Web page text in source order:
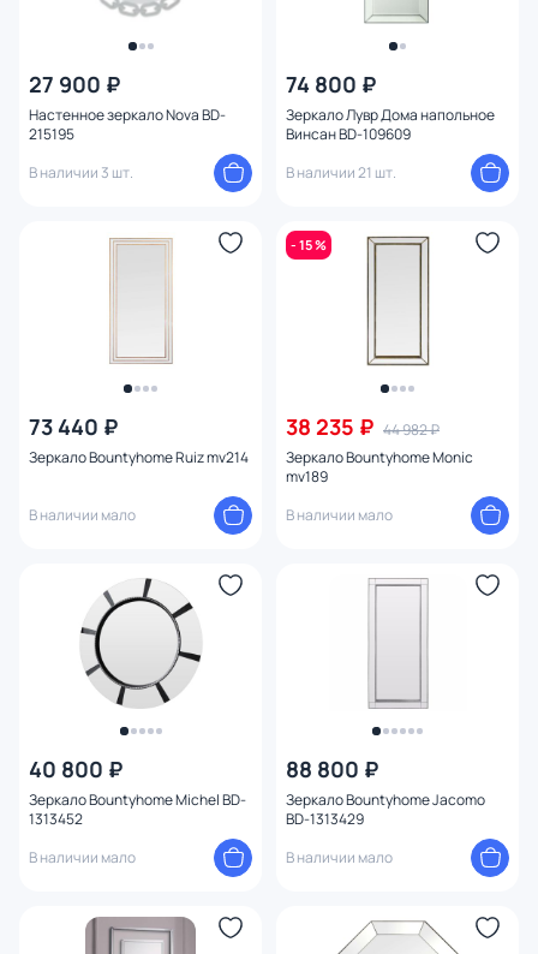
27 900 ₽
Настенное зеркало Nova BD-
215195
В наличии 3 шт.
74 800 ₽
Зеркало Лувр Дома напольное
Винсан BD-109609
В наличии 21 шт.
73 440 ₽
Зеркало Bountyhome Ruiz mv214
В наличии мало
- 15 %
38 235 ₽ 44 982 ₽
Зеркало Bountyhome Monic
mv189
В наличии мало
40 800 ₽
Зеркало Bountyhome Michel BD-
1313452
В наличии мало
88 800 ₽
Зеркало Bountyhome Jacomo
BD-1313429
В наличии мало